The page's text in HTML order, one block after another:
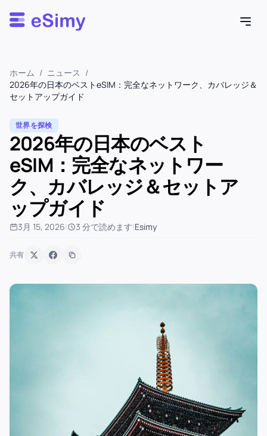
Esimy
ホーム / ニュース /
2026年の日本のベストeSIM：完全なネットワーク、カバレッジ＆
セットアップガイド
世界を探検
2026年の日本のベスト
eSIM：完全なネットワー
ク、カバレッジ＆セットア
ップガイド
3月 15, 2026| 3 分で読めます|Esimy
共有